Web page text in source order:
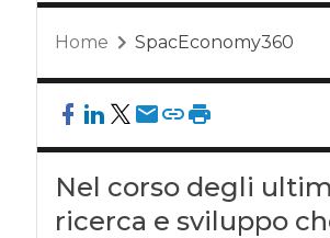
Home SpacEconomy360
Nel corso degli
ricerca e sviluppo